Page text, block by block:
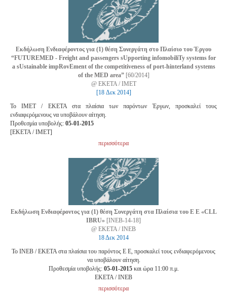
Εκδήλωση Ενδιαφέροντος για (1) θέση Συνεργάτη στο Πλαίσιο του Έργου
“FUTUREMED - Freight and passengers sUpporting infomobiliTy systems for
a sUstainable impRovEment of the competitiveness of port-hinterland systems
of the MED area” [60/2014]
@ ΕΚΕΤΑ / IMET
[18 Δεκ 2014]
Το ΙMET / EKETA στα πλαίσια των παρόντων Έργων, προσκαλεί τους
ενδιαφερόμενους να υποβάλουν αίτηση.
Προθεσμία υποβολής: 05-01-2015
[EKETA / ΙMET]
περισσότερα
Εκδήλωση Ενδιαφέροντος για (1) θέση Συνεργάτη στα Πλαίσια του Ε Ε «CLL
IBRU» [ΙΝΕΒ-14-18]
@ ΕΚΕΤΑ / ΙΝΕΒ
18 Δεκ 2014
Το ΙΝΕΒ / ΕΚΕΤΑ στα πλαίσια του παρόντος Ε Ε, προσκαλεί τους ενδιαφερόμενους
να υποβάλουν αίτηση.
Προθεσμία υποβολής: 05-01-2015και ώρα 11:00 π.μ.
EKETA / ΙΝΕΒ
περισσότερα